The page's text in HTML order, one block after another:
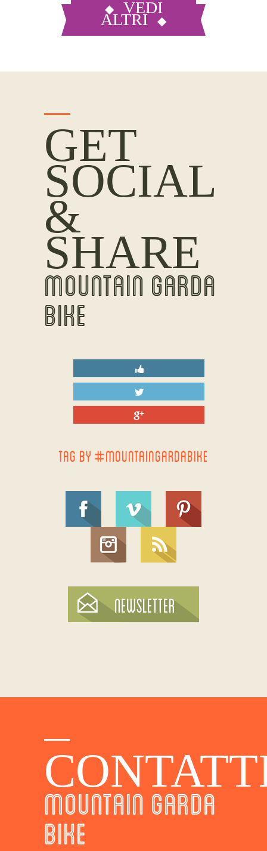
VEDI
ALTRI
GET
SOCIAL
&
SHARE
MOUNTAIN GARDA
BIKE
TAG BY #MOUNTAINGARDABIKE
MOUNTAIN GARDA
BIKE